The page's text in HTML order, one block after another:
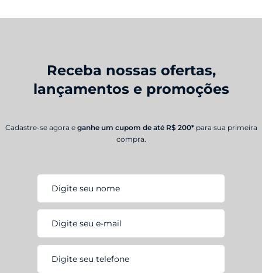
Receba nossas ofertas,
lançamentos e promoções
Cadastre-se agora e ganhe um cupom de até R$ 200* para sua primeira
compra.